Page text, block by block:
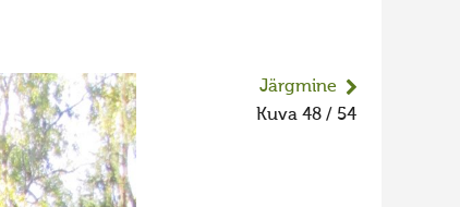
Järgmine
Kuva 48 / 54